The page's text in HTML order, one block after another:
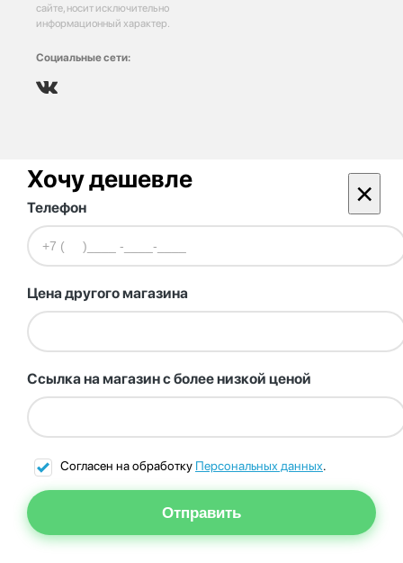
сайте, носит исключительно
информационный характер.
Социальные сети:
Хочу дешевле ×
Телефон
Цена другого магазина
Ссылка на магазин с более низкой ценой
Согласен на обработку Персональных данных.
Отправить